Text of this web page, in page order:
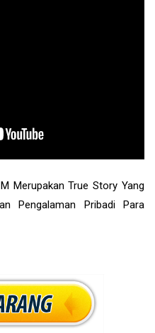
Merupakan True Story Yang
Pengalaman Pribadi Para